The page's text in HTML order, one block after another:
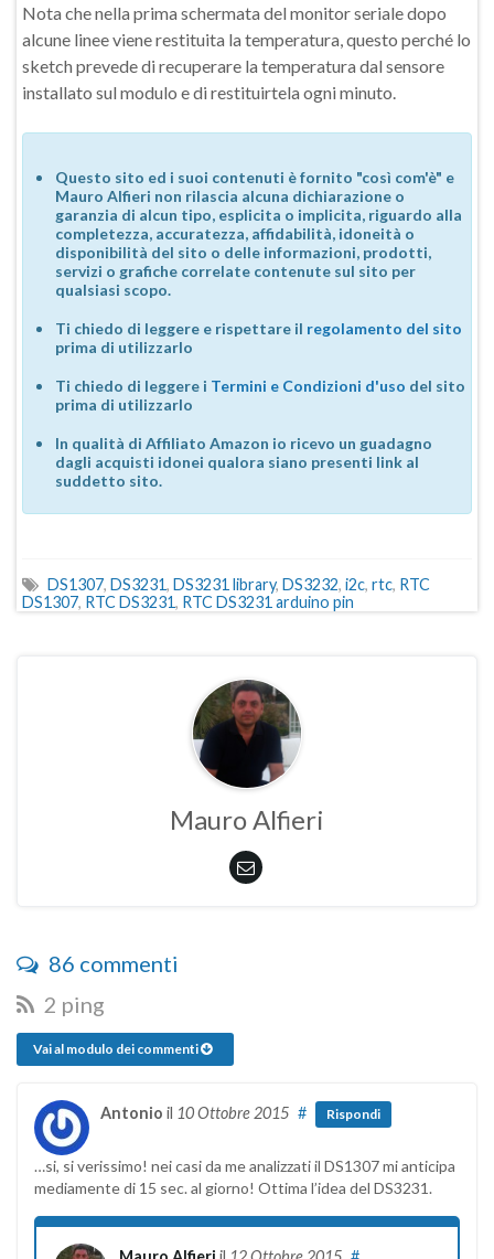
Nota che nella prima schermata del monitor seriale dopo
alcune linee viene restituita la temperatura, questo perché lo
sketch prevede di recuperare la temperatura dal sensore
installato sul modulo e di restituirtela ogni minuto.
Questo sito ed i suoi contenuti è fornito "così com'è" e
Mauro Alfieri non rilascia alcuna dichiarazione o
garanzia di alcun tipo, esplicita o implicita, riguardo alla
completezza, accuratezza, affidabilità, idoneità o
disponibilità del sito o delle informazioni, prodotti,
servizi o grafiche correlate contenute sul sito per
qualsiasi scopo.
Ti chiedo di leggere e rispettare il regolamento del sito
prima di utilizzarlo
Ti chiedo di leggere i Termini e Condizioni d'uso del sito
prima di utilizzarlo
In qualità di Affiliato Amazon io ricevo un guadagno
dagli acquisti idonei qualora siano presenti link al
suddetto sito.
DS1307, DS3231, DS3231 library, DS3232, i2c, rtc, RTC
DS1307, RTC DS3231, RTC DS3231 arduino pin
Mauro Alfieri
86 commenti
2 ping
Vai al modulo dei commenti
Antonio il 10 Ottobre 2015 # Rispondi
…si, si verissimo! nei casi da me analizzati il DS1307 mi anticipa
mediamente di 15 sec. al giorno! Ottima l’idea del DS3231.